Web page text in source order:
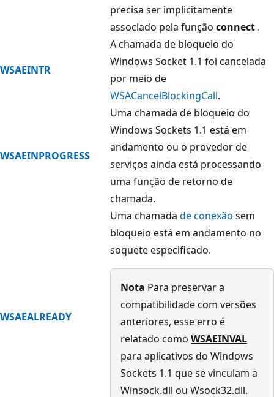
precisa ser implicitamente
associado pela função connect .
WSAEINTR
A chamada de bloqueio do
Windows Socket 1.1 foi cancelada
por meio de
WSACancelBlockingCall.
WSAEINPROGRESS
Uma chamada de bloqueio do
Windows Sockets 1.1 está em
andamento ou o provedor de
serviços ainda está processando
uma função de retorno de
chamada.
WSAEALREADY
Uma chamada de conexão sem
bloqueio está em andamento no
soquete especificado.
Nota Para preservar a
compatibilidade com versões
anteriores, esse erro é
relatado como WSAEINVAL
para aplicativos do Windows
Sockets 1.1 que se vinculam a
Winsock.dll ou Wsock32.dll.